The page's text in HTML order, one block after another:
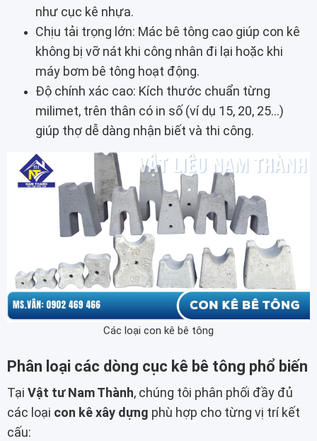
như cục kê nhựa.
Chịu tải trọng lớn: Mác bê tông cao giúp con kê
không bị vỡ nát khi công nhân đi lại hoặc khi
máy bơm bê tông hoạt động.
Độ chính xác cao: Kích thước chuẩn từng
milimet, trên thân có in số (ví dụ 15, 20, 25...)
giúp thợ dễ dàng nhận biết và thi công.
Các loại con kê bê tông
Phân loại các dòng cục kê bê tông phổ biến
Tại Vật tư Nam Thành, chúng tôi phân phối đầy đủ
các loại con kê xây dựng phù hợp cho từng vị trí kết
cấu: